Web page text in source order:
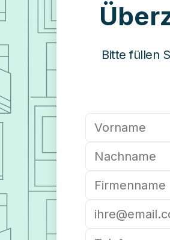
Bitte füllen